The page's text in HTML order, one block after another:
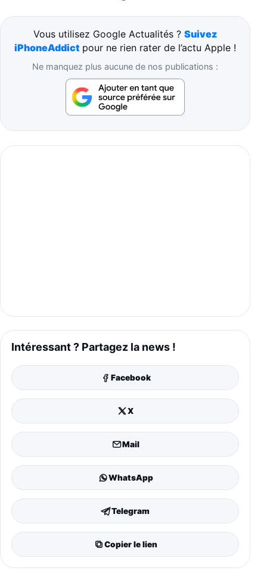
Vous utilisez Google Actualités ? Suivez
iPhoneAddict pour ne rien rater de l’actu Apple !
Ne manquez plus aucune de nos publications :
Intéressant ? Partagez la news !
Facebook
X
Mail
WhatsApp
Telegram
Copier le lien